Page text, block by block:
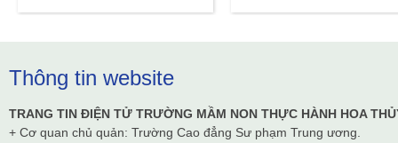
Thông tin website
TRANG TIN ĐIỆN TỬ TRƯỜNG MẦM NON THỰC HÀNH HOA
+ Cơ quan chủ quản: Trường Cao đẳng Sư phạm Trung ương.